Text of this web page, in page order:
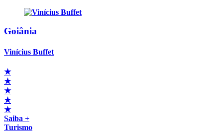
Goiânia
Vinícius Buffet
★
★
★
★
★
Saiba +
Turismo